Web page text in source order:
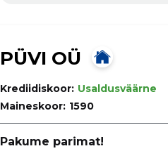
PÜVI OÜ
Krediidiskoor: Usaldusväärne
Maineskoor: 1590
Pakume parimat!